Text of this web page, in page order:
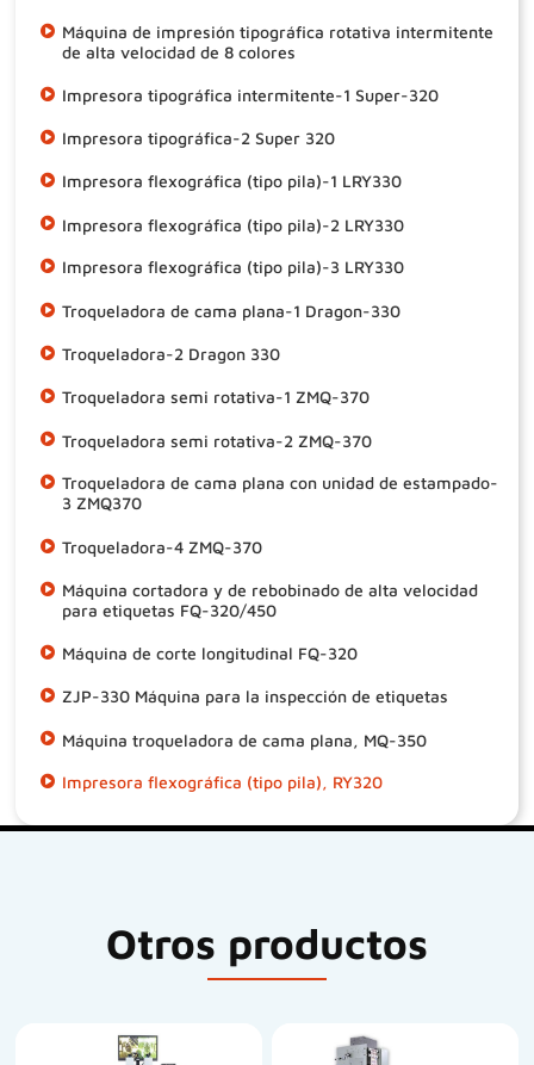
Máquina de impresión tipográfica rotativa intermitente
de alta velocidad de 8 colores
Impresora tipográfica intermitente-1 Super-320
Impresora tipográfica-2 Super 320
Impresora flexográfica (tipo pila)-1 LRY330
Impresora flexográfica (tipo pila)-2 LRY330
Impresora flexográfica (tipo pila)-3 LRY330
Troqueladora de cama plana-1 Dragon-330
Troqueladora-2 Dragon 330
Troqueladora semi rotativa-1 ZMQ-370
Troqueladora semi rotativa-2 ZMQ-370
Troqueladora de cama plana con unidad de estampado-
3 ZMQ370
Troqueladora-4 ZMQ-370
Máquina cortadora y de rebobinado de alta velocidad
para etiquetas FQ-320/450
Máquina de corte longitudinal FQ-320
ZJP-330 Máquina para la inspección de etiquetas
Máquina troqueladora de cama plana, MQ-350
Impresora flexográfica (tipo pila), RY320
Otros productos